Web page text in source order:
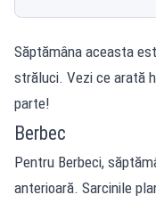
Săptămâna aceasta
străluci. Vezi ce arată
parte!
Berbec
Pentru Berbeci,
anterioară. Sarcinile